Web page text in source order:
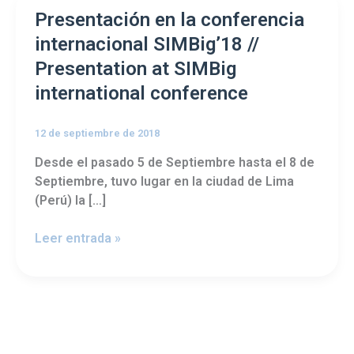
Presentación en la conferencia
internacional SIMBig’18 //
Presentation at SIMBig
international conference
12 de septiembre de 2018
Desde el pasado 5 de Septiembre hasta el 8 de
Septiembre, tuvo lugar en la ciudad de Lima
(Perú) la […]
Presentación
en
la
conferencia
internacional
//
at
SIMBig
international
Leer entrada »